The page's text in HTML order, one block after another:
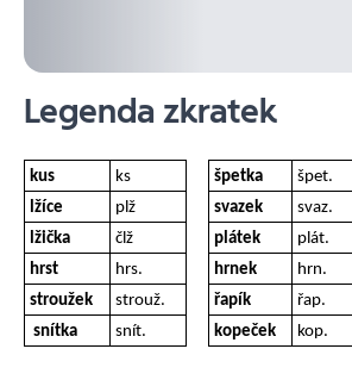
Legenda zkratek
kus ks špetka
špet.
lžíce
plž svazek
svaz.
lžička
člž plátek
plát.
hrst
hrs. hrnek
hrn.
stroužek
strouž. řapík
řap.
snítka
snít. kopeček kop.